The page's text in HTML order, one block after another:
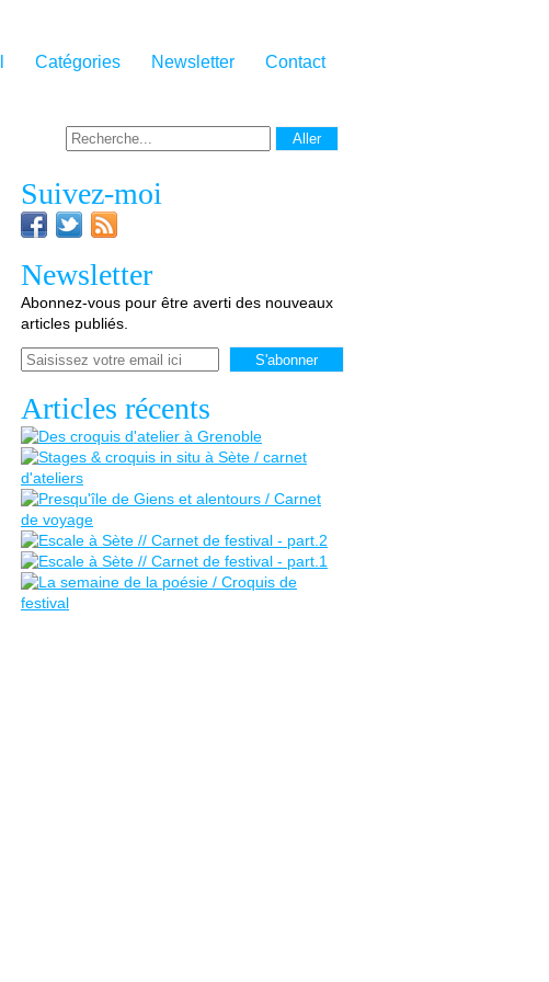
Catégories Newsletter Contact
Suivez-moi
Newsletter
Abonnez-vous pour être averti des nouveaux
articles publiés.
Email
Articles récents